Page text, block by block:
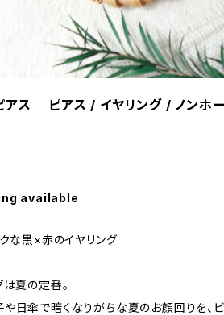
アス ピアス / イヤリング / ノンホ
available
クな黒×赤のイヤリング
は夏の定番。
日傘で暗くなりがちな夏のお顔回りを、